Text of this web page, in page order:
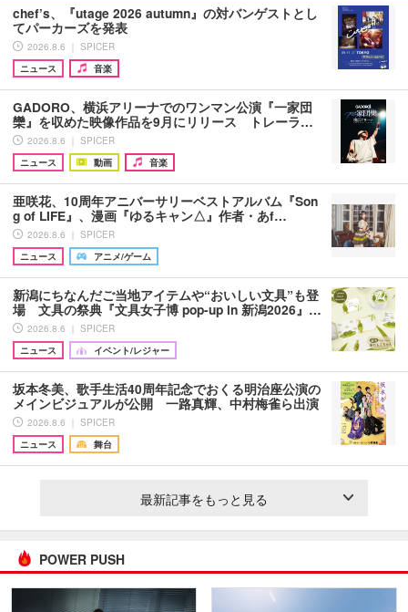
chef’s、『utage 2026 autumn』の対バンゲストとし
てパーカーズを発表
2026.8.6 ｜ SPICER
ニュース
音楽
GADORO、横浜アリーナでのワンマン公演『一家団
欒』を収めた映像作品を9月にリリース トレーラ…
2026.8.6 ｜ SPICER
ニュース
動画 音楽
亜咲花、10周年アニバーサリーベストアルバム『Son
g of LIFE』、漫画『ゆるキャン△』作者・あf…
2026.8.6 ｜ SPICER
ニュース
アニメ/ゲーム
新潟にちなんだご当地アイテムや“おいしい文具”も登
場 文具の祭典『文具女子博 pop-up in 新潟2026』…
2026.8.6 ｜ SPICER
ニュース
イベント/レジャー
坂本冬美、歌手生活40周年記念でおくる明治座公演の
メインビジュアルが公開 一路真輝、中村梅雀ら出演
2026.8.6 ｜ SPICER
ニュース
舞台
最新記事をもっと見る
POWER PUSH